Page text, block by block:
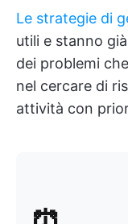
Le strategie di
utili e stanno
dei problemi
nel cercare di
attività con